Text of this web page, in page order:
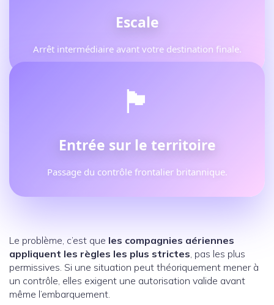
Escale
Arrêt intermédiaire avant votre destination finale.
🏴
Entrée sur le territoire
Passage du contrôle frontalier britannique.
Le problème, c’est que les compagnies aériennes
appliquent les règles les plus strictes , pas les plus
permissives. Si une situation peut théoriquement mener à
un contrôle, elles exigent une autorisation valide avant
même l’embarquement.